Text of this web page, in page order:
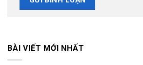
BÀI VIẾT MỚI NHẤT